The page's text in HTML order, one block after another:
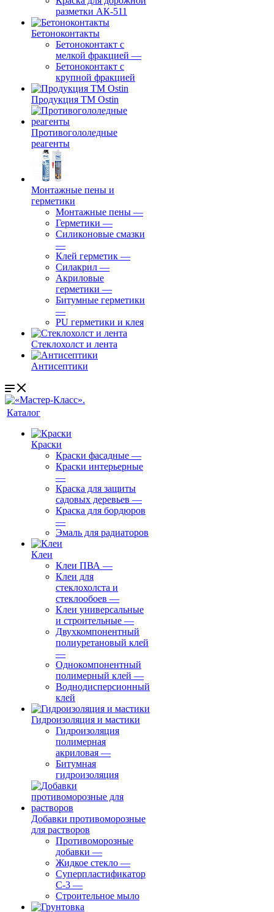
разметки АК-511
Бетоноконтакты
Бетоноконтакт с
мелкой фракцией —
Бетоноконтакт с
крупной фракцией
Продукция ТМ Ostin
Противогололедные
реагенты
Монтажные пены и
герметики
Монтажные пены —
Герметики —
Силиконовые смазки
—
Клей герметик —
Силакрил —
Акриловые
герметики —
Битумные герметики
—
PU герметики и клея
Стеклохолст и лента
Антисептики
Каталог
Краски
Краски фасадные —
Краски интерьерные
—
Краска для защиты
садовых деревьев —
⁠Краска для бордюров
—
Эмаль для радиаторов
Клеи
Клеи ПВА —
Клеи для
стеклохолста и
стеклообоев —
Клеи универсальные
и строительные —
Двухкомпонентный
полиуретановый клей
—
Однокомпонентный
полимерный клей —
Воднодисперсионный
клей
Гидроизоляция и мастики
Гидроизоляция
полимерная
акриловая —
Битумная
гидроизоляция
Добавки противоморозные
для растворов
Противоморозные
добавки —
Жидкое стекло —
Суперпластификатор
С-3 —
Строительное мыло